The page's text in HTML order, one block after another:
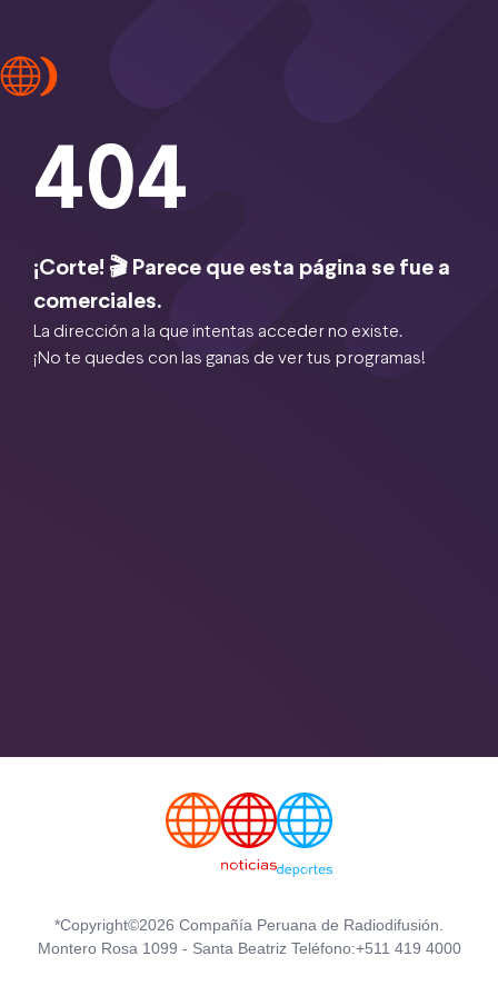
404
¡Corte! 🎬 Parece que esta página se fue a
comerciales.
La dirección a la que intentas acceder no existe.
¡No te quedes con las ganas de ver tus programas!
*Copyright©2026 Compañía Peruana de Radiodifusión.
Montero Rosa 1099 - Santa Beatriz Teléfono:+511 419 4000